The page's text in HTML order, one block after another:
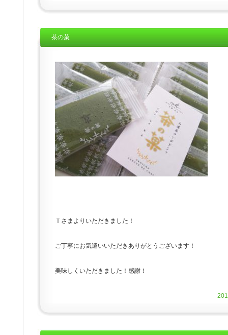
茶の菓
Ｔさまよりいただきました！
ご丁寧にお気遣いいただきありがとうございます！
美味しくいただきました！感謝！